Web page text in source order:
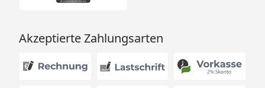
Akzeptierte Zahlungsarten